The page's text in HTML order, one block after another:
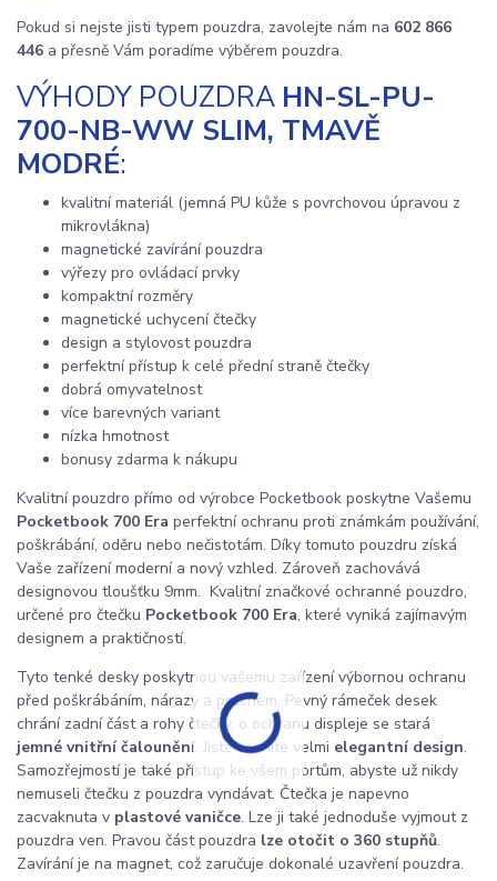
Pokud si nejste jisti typem pouzdra, zavolejte nám na 602 866
446 a přesně Vám poradíme výběrem pouzdra.
VÝHODY POUZDRA HN-SL-PU-
700-NB-WW SLIM, TMAVĚ
MODRÉ:
kvalitní materiál (jemná PU kůže s povrchovou úpravou z
mikrovlákna)
magnetické zavírání pouzdra
výřezy pro ovládací prvky
kompaktní rozměry
magnetické uchycení čtečky
design a stylovost pouzdra
perfektní přístup k celé přední straně čtečky
dobrá omyvatelnost
více barevných variant
nízka hmotnost
bonusy zdarma k nákupu
Kvalitní pouzdro přímo od výrobce Pocketbook poskytne Vašemu
Pocketbook 700 Era perfektní ochranu proti známkám používání,
poškrábání, oděru nebo nečistotám. Díky tomuto pouzdru získá
Vaše zařízení moderní a nový vzhled. Zároveň zachovává
designovou tloušťku 9mm. Kvalitní značkové ochranné pouzdro,
určené pro čtečku Pocketbook 700 Era, které vyniká zajímavým
designem a praktičností.
Tyto tenké desky poskytnou vašemu zařízení výbornou ochranu
před poškrábáním, nárazy a prachem. Pevný rámeček desek
chrání zadní část a rohy čtečky, o ochranu displeje se stará
jemné vnitřní čalounění. Jistě oceníte velmi elegantní design.
Samozřejmostí je také přístup ke všem portům, abyste už nikdy
nemuseli čtečku z pouzdra vyndávat. Čtečka je napevno
zacvaknuta v plastové vaničce. Lze ji také jednoduše vyjmout z
pouzdra ven. Pravou část pouzdra lze otočit o 360 stupňů.
Zavírání je na magnet, což zaručuje dokonalé uzavření pouzdra.